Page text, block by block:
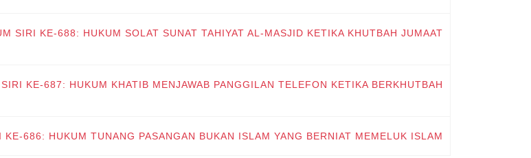
SIRI KE-688: HUKUM SOLAT SUNAT TAHIYAT AL-MASJID KETIKA KHUTBAH JUMAAT
KE-687: HUKUM KHATIB MENJAWAB PANGGILAN TELEFON KETIKA BERKHUTBAH
KE-686: HUKUM TUNANG PASANGAN BUKAN ISLAM YANG BERNIAT MEMELUK ISLAM